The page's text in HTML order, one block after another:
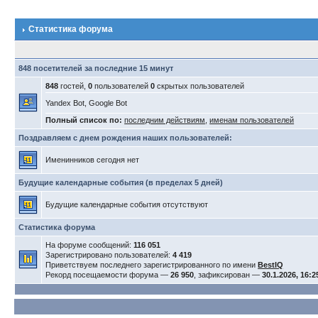
Статистика форума
848 посетителей за последние 15 минут
848 гостей,0 пользователей0 скрытых пользователей
Yandex Bot, Google Bot
Полный список по: последним действиям ,именам пользователей
Поздравляем с днем рождения наших пользователей:
Именинников сегодня нет
Будущие календарные события (в пределах 5 дней)
Будущие календарные события отсутствуют
Статистика форума
На форуме сообщений:116 051
Зарегистрировано пользователей:4 419
Приветствуем последнего зарегистрированного по имениBestIQ
Рекорд посещаемости форума —26 950 , зафиксирован —30.1.2026,